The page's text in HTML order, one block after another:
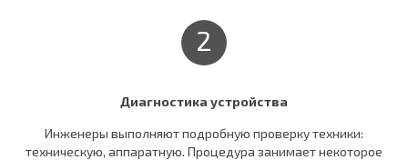
2
Диагностика устройства
Инженеры выполняют подробную проверку техники:
техническую, аппаратную. Процедура занимает некоторое